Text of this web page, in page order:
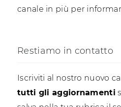
canale in più per
Restiamo in contatto
Iscriviti al nostro nuovo
tutti gli aggiornamenti